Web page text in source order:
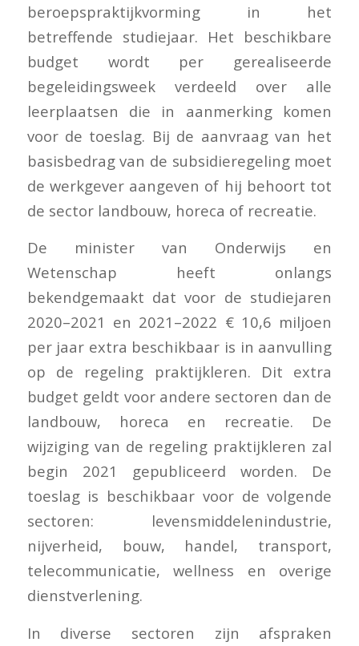
beroepspraktijkvorming in het
betreffende studiejaar. Het beschikbare
budget wordt per gerealiseerde
begeleidingsweek verdeeld over alle
leerplaatsen die in aanmerking komen
voor de toeslag. Bij de aanvraag van het
basisbedrag van de subsidieregeling moet
de werkgever aangeven of hij behoort tot
de sector landbouw, horeca of recreatie.
De minister van Onderwijs en
Wetenschap heeft onlangs
bekendgemaakt dat voor de studiejaren
2020–2021 en 2021–2022 € 10,6 miljoen
per jaar extra beschikbaar is in aanvulling
op de regeling praktijkleren. Dit extra
budget geldt voor andere sectoren dan de
landbouw, horeca en recreatie. De
wijziging van de regeling praktijkleren zal
begin 2021 gepubliceerd worden. De
toeslag is beschikbaar voor de volgende
sectoren: levensmiddelenindustrie,
nijverheid, bouw, handel, transport,
telecommunicatie, wellness en overige
dienstverlening.
In diverse sectoren zijn afspraken